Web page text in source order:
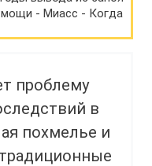
проблему
в
похмелье и